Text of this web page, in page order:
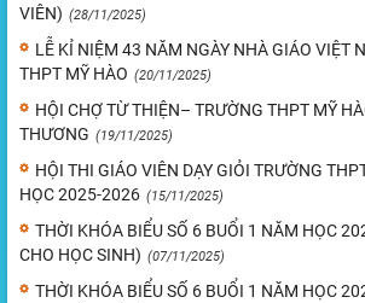
VIÊN) (28/11/2025)
LỄ KỈ NIỆM 43 NĂM NGÀY NHÀ GIÁO VIỆT
THPT MỸ HÀO (20/11/2025)
HỘI CHỢ TỪ THIỆN– TRƯỜNG THPT MỸ
THƯƠNG (19/11/2025)
HỘI THI GIÁO VIÊN DẠY GIỎI TRƯỜNG
HỌC 2025-2026 (15/11/2025)
THỜI KHÓA BIỂU SỐ 6 BUỔI 1 NĂM HỌC
CHO HỌC SINH) (07/11/2025)
THỜI KHÓA BIỂU SỐ 6 BUỔI 1 NĂM HỌC